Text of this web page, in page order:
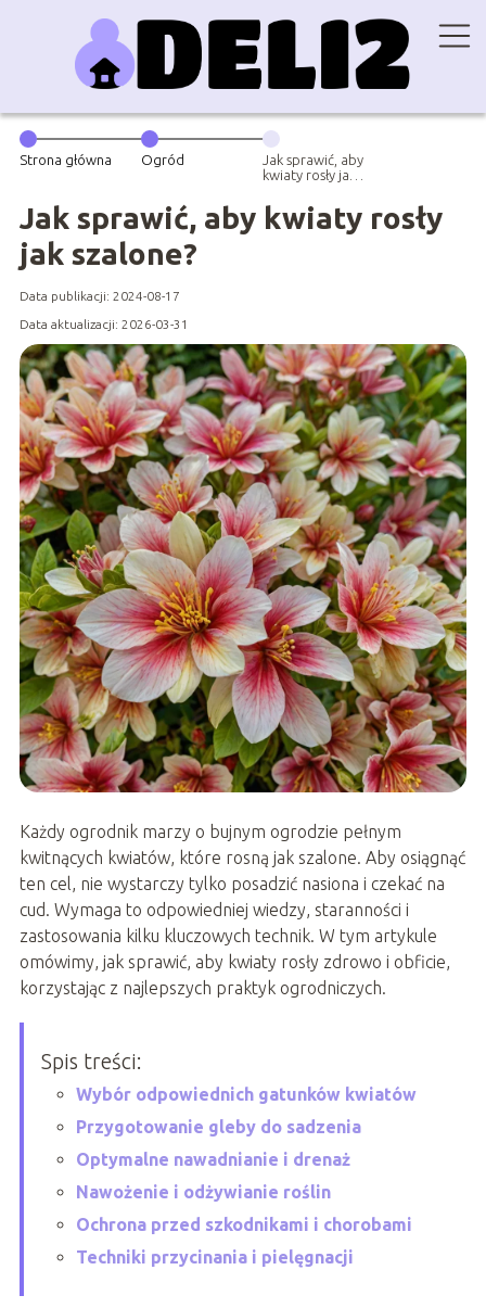
Strona główna Ogród
Jak sprawić, aby
kwiaty rosły jak
Jak sprawić, aby kwiaty rosły
jak szalone?
Data publikacji: 2024-08-17
Data aktualizacji: 2026-03-31
Każdy ogrodnik marzy o bujnym ogrodzie pełnym
kwitnących kwiatów, które rosną jak szalone. Aby osiągnąć
ten cel, nie wystarczy tylko posadzić nasiona i czekać na
cud. Wymaga to odpowiedniej wiedzy, staranności i
zastosowania kilku kluczowych technik. W tym artykule
omówimy, jak sprawić, aby kwiaty rosły zdrowo i obficie,
korzystając z najlepszych praktyk ogrodniczych.
Spis treści:
Wybór odpowiednich gatunków kwiatów
Przygotowanie gleby do sadzenia
Optymalne nawadnianie i drenaż
Nawożenie i odżywianie roślin
Ochrona przed szkodnikami i chorobami
Techniki przycinania i pielęgnacji